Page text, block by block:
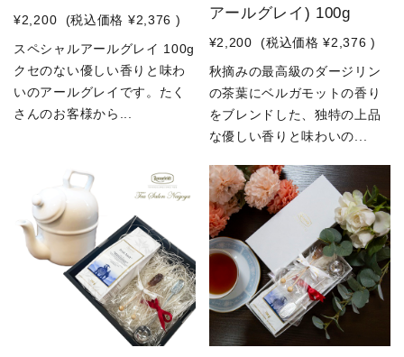
¥2,200 (税込価格 ¥2,376 )
スペシャルアールグレイ 100g
クセのない優しい香りと味わ
いのアールグレイです。たく
さんのお客様から...
アールグレイ) 100g
¥2,200 (税込価格 ¥2,376 )
秋摘みの最高級のダージリン
の茶葉にベルガモットの香り
をブレンドした、独特の上品
な優しい香りと味わいの...